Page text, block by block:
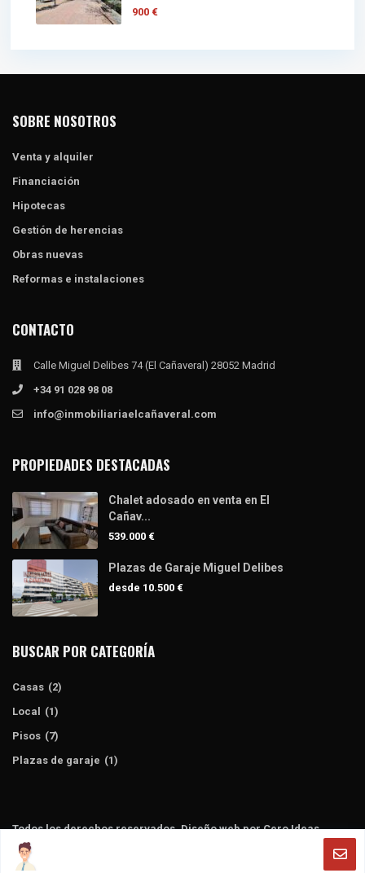
900 €
SOBRE NOSOTROS
Venta y alquiler
Financiación
Hipotecas
Gestión de herencias
Obras nuevas
Reformas e instalaciones
CONTACTO
Calle Miguel Delibes 74 (El Cañaveral) 28052 Madrid
+34 91 028 98 08
info@inmobiliariaelcañaveral.com
PROPIEDADES DESTACADAS
Chalet adosado en venta en El
Cañav...
539.000 €
Plazas de Garaje Miguel Delibes
desde 10.500 €
BUSCAR POR CATEGORÍA
Casas (2)
Local
(1)
Pisos (7)
Plazas de garaje (1)
Todos los derechos reservados. Diseño web por Cero Ideas
Política de privacidad